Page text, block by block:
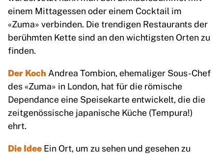
einem Mittagessen oder einem Cocktail im
«Zuma» verbinden. Die trendigen Restaurants der
berühmten Kette sind an den wichtigsten Orten zu
finden.
Der Koch Andrea Tombion, ehemaliger Sous-Chef
des «Zuma» in London, hat für die römische
Dependance eine Speisekarte entwickelt, die die
zeitgenössische japanische Küche (Tempura!)
ehrt.
Die Idee Ein Ort, um zu sehen und gesehen zu